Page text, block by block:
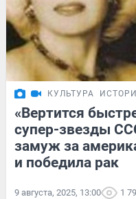
КУЛЬТУРА
«Вертится
супер-звезды
замуж за
и победила рак
9 августа, 2025, 13:00 1